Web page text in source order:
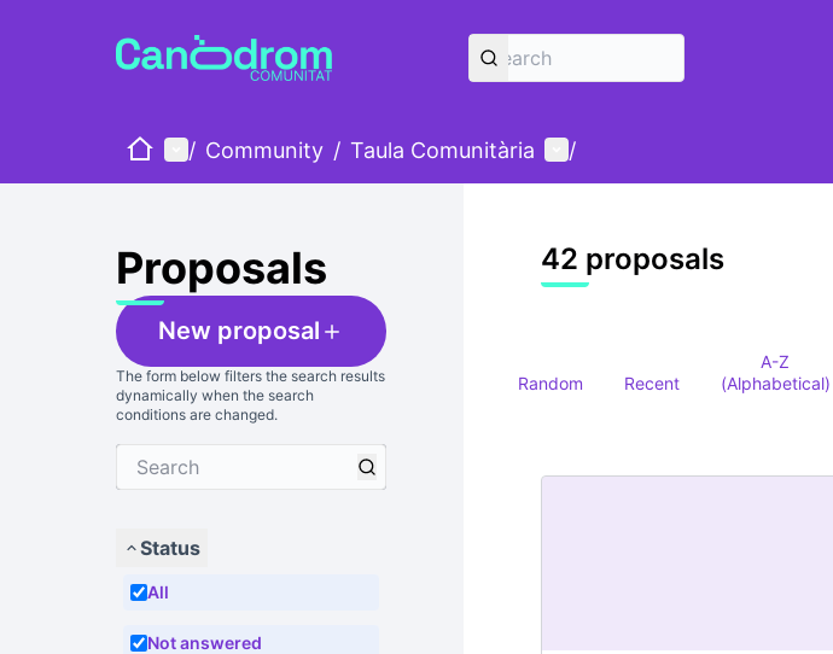
HomeMain menu
/ Community / Taula Comunitària User menu
/
Proposals
New proposal
The form below filters the search results
dynamically when the search
conditions are changed.
Status
All
Not answered
42 proposals
Random Recent
A-Z
(Alphabetical)